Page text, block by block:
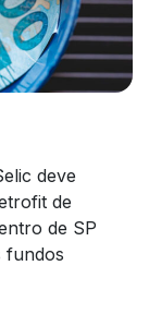
deve
de
de SP
fundos